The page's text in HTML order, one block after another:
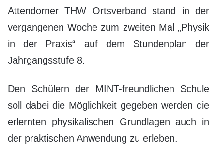
Attendorner THW Ortsverband stand in der
vergangenen Woche zum zweiten Mal „Physik
in der Praxis“ auf dem Stundenplan der
Jahrgangsstufe 8.
Den Schülern der MINT-freundlichen Schule
soll dabei die Möglichkeit gegeben werden die
erlernten physikalischen Grundlagen auch in
der praktischen Anwendung zu erleben.